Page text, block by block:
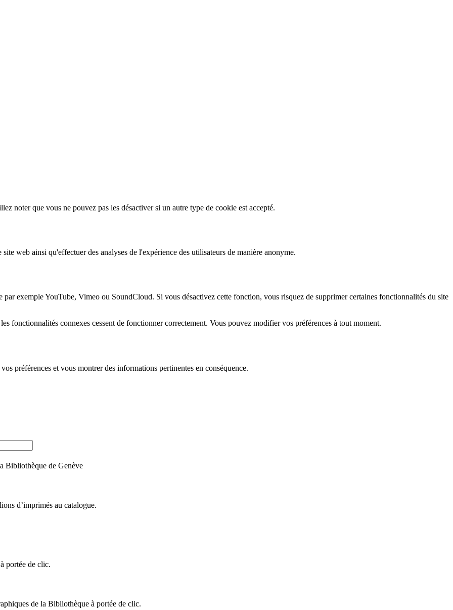
noter que vous ne pouvez pas les désactiver si un autre type de cookie est accepté.
web ainsi qu'effectuer des analyses de l'expérience des utilisateurs de manière anonyme.
exemple YouTube, Vimeo ou SoundCloud. Si vous désactivez cette fonction, vous risquez de supprimer certaines fonctionnalités du site
fonctionnalités connexes cessent de fonctionner correctement. Vous pouvez modifier vos préférences à tout moment.
préférences et vous montrer des informations pertinentes en conséquence.
Bibliothèque de Genève
d’imprimés au catalogue.
portée de clic.
de la Bibliothèque à portée de clic.